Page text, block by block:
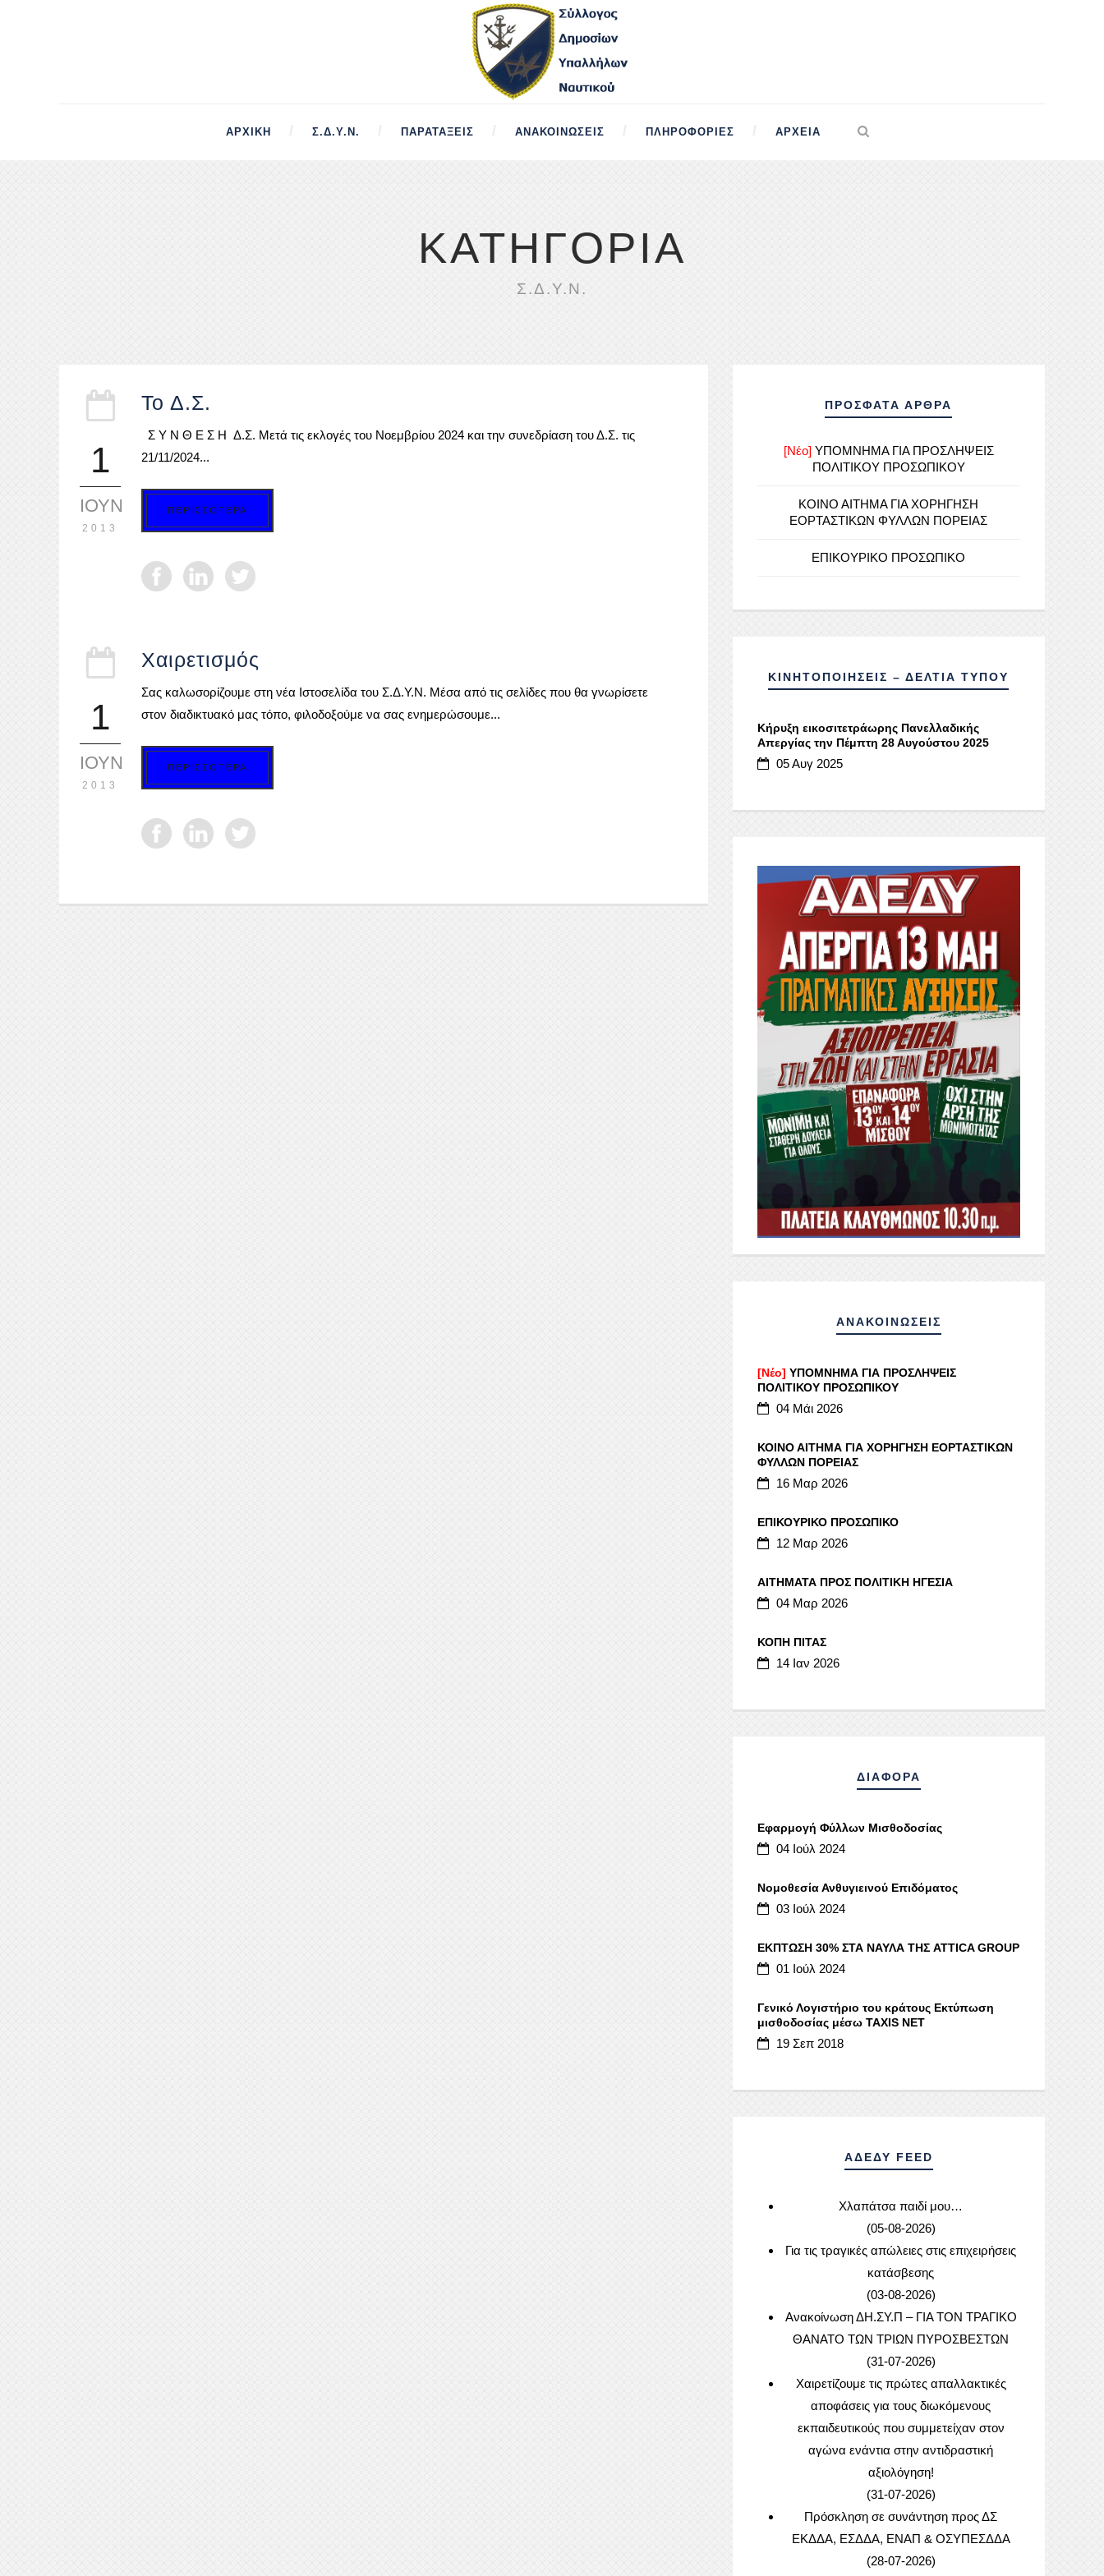
ΑΡΧΙΚΉ Σ.Δ.Υ.Ν. ΠΑΡΑΤΆΞΕΙΣ ΑΝΑΚΟΙΝΏΣΕΙΣ ΠΛΗΡΟΦΟΡΊΕΣ ΑΡΧΕΊΑ
ΚΑΤΗΓΟΡΊΑ
Σ.Δ.Υ.Ν.
1
ΙΟΎΝ
2013
Το Δ.Σ.
Σ Υ Ν Θ Ε Σ Η Δ.Σ. Μετά τις εκλογές του Νοεμβρίου 2024 και την συνεδρίαση του Δ.Σ. τις
21/11/2024...
ΠΕΡΙΣΣΟΤΕΡΑ
1
ΙΟΎΝ
2013
Χαιρετισμός
Σας καλωσορίζουμε στη νέα Ιστοσελίδα του Σ.Δ.Υ.Ν. Μέσα από τις σελίδες που θα γνωρίσετε
στον διαδικτυακό μας τόπο, φιλοδοξούμε να σας ενημερώσουμε...
ΠΕΡΙΣΣΟΤΕΡΑ
ΠΡΟΣΦΑΤΑ ΑΡΘΡΑ
[Νέο] ΥΠΟΜΝΗΜΑ ΓΙΑ ΠΡΟΣΛΗΨΕΙΣ
ΠΟΛΙΤΙΚΟΥ ΠΡΟΣΩΠΙΚΟΥ
ΚΟΙΝΟ ΑΙΤΗΜΑ ΓΙΑ ΧΟΡΗΓΗΣΗ
ΕΟΡΤΑΣΤΙΚΩΝ ΦΥΛΛΩΝ ΠΟΡΕΙΑΣ
ΕΠΙΚΟΥΡΙΚΟ ΠΡΟΣΩΠΙΚΟ
ΚΙΝΗΤΟΠΟΙΗΣΕΙΣ – ΔΕΛΤΙΑ ΤΥΠΟΥ
Κήρυξη εικοσιτετράωρης Πανελλαδικής
Απεργίας την Πέμπτη 28 Αυγούστου 2025
05 Αυγ 2025
ΑΝΑΚΟΙΝΩΣΕΙΣ
[Νέο] ΥΠΟΜΝΗΜΑ ΓΙΑ ΠΡΟΣΛΗΨΕΙΣ
ΠΟΛΙΤΙΚΟΥ ΠΡΟΣΩΠΙΚΟΥ
04 Μάι 2026
ΚΟΙΝΟ ΑΙΤΗΜΑ ΓΙΑ ΧΟΡΗΓΗΣΗ ΕΟΡΤΑΣΤΙΚΩΝ
ΦΥΛΛΩΝ ΠΟΡΕΙΑΣ
16 Μαρ 2026
ΕΠΙΚΟΥΡΙΚΟ ΠΡΟΣΩΠΙΚΟ
12 Μαρ 2026
ΑΙΤΗΜΑΤΑ ΠΡΟΣ ΠΟΛΙΤΙΚΗ ΗΓΕΣΙΑ
04 Μαρ 2026
ΚΟΠΗ ΠΙΤΑΣ
14 Ιαν 2026
ΔΙΑΦΟΡΑ
Εφαρμογή Φύλλων Μισθοδοσίας
04 Ιούλ 2024
Νομοθεσία Ανθυγιεινού Επιδόματος
03 Ιούλ 2024
ΕΚΠΤΩΣΗ 30% ΣΤΑ ΝΑΥΛΑ ΤΗΣ ATTICA GROUP
01 Ιούλ 2024
Γενικό Λογιστήριο του κράτους Εκτύπωση
μισθοδοσίας μέσω ΤΑΧΙS NET
19 Σεπ 2018
ΑΔΕΔΥ FEED
Χλαπάτσα παιδί μου…
(05-08-2026)
Για τις τραγικές απώλειες στις επιχειρήσεις
κατάσβεσης
(03-08-2026)
Ανακοίνωση ΔΗ.ΣΥ.Π – ΓΙΑ ΤΟΝ ΤΡΑΓΙΚΟ
ΘΑΝΑΤΟ ΤΩΝ ΤΡΙΩΝ ΠΥΡΟΣΒΕΣΤΩΝ
(31-07-2026)
Χαιρετίζουμε τις πρώτες απαλλακτικές
αποφάσεις για τους διωκόμενους
εκπαιδευτικούς που συμμετείχαν στον
αγώνα ενάντια στην αντιδραστική
αξιολόγηση!
(31-07-2026)
Πρόσκληση σε συνάντηση προς ΔΣ
ΕΚΔΔΑ, ΕΣΔΔΑ, ΕΝΑΠ & ΟΣΥΠΕΣΔΔΑ
(28-07-2026)